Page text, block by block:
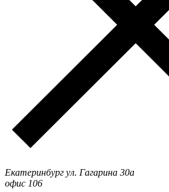
Екатеринбург ул. Гагарина 30а
офис 106